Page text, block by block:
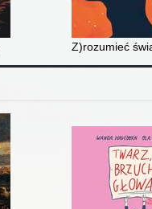
Z)rozumieć